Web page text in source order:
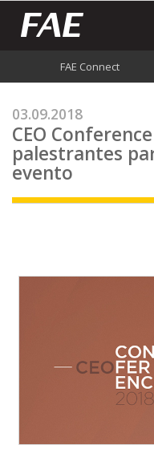
FAE Connect
03.09.2018
CEO
palestrantes
evento